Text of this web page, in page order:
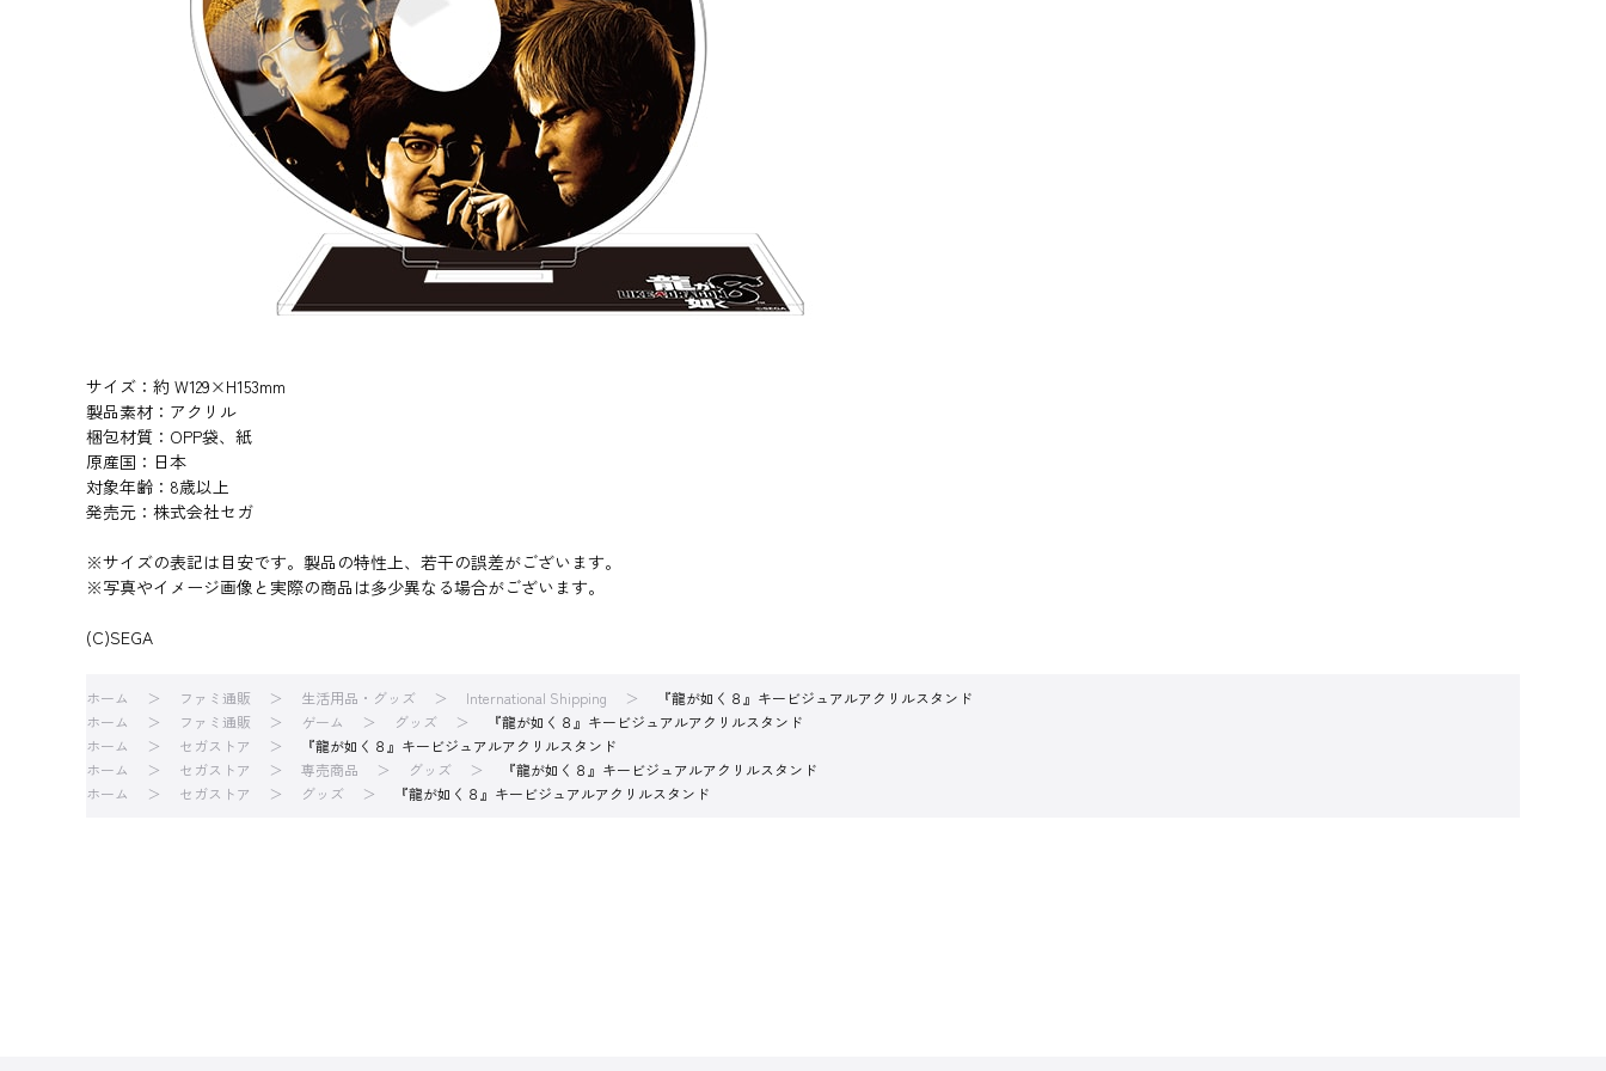
サイズ：約 W129×H153mm
製品素材：アクリル
梱包材質：OPP袋、紙
原産国：日本
対象年齢：8歳以上
発売元：株式会社セガ
※サイズの表記は目安です。製品の特性上、若干の誤差がございます。
※写真やイメージ画像と実際の商品は多少異なる場合がございます。
(C)SEGA
ホーム ファミ通販 生活用品・グッズ International Shipping
『龍が如く８』キービジュアルアクリルスタンド
ホーム
ファミ通販 ゲーム グッズ
『龍が如く８』キービジュアルアクリルスタンド
ホーム
セガストア
『龍が如く８』キービジュアルアクリルスタンド
ホーム
セガストア 専売商品 グッズ
『龍が如く８』キービジュアルアクリルスタンド
ホーム
セガストア グッズ 『龍が如く８』キービジュアルアクリルスタンド